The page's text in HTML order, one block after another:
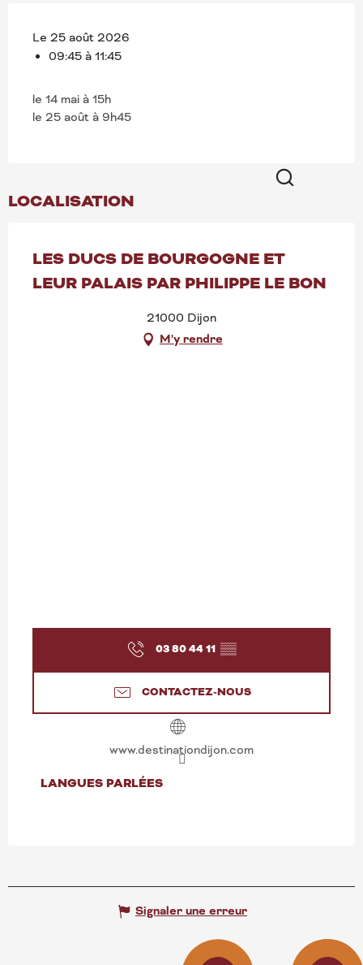
Le 25 août 2026
09:45 à 11:45
le 14 mai à 15h
le 25 août à 9h45
LOCALISATION
LES DUCS DE BOURGOGNE ET
LEUR PALAIS PAR PHILIPPE LE BON
21000 Dijon
M'y rendre
03 80 44 11 ▒▒
CONTACTEZ-NOUS
www.destinationdijon.com
LANGUES PARLÉES
LANGUES PARLÉES
Signaler une erreur